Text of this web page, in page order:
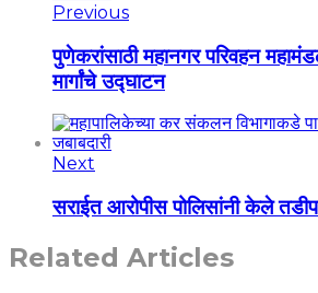
Previous
पुणेकरांसाठी महानगर परिवहन
मार्गांचे उद्घाटन
Next
सराईत आरोपीस पोलिसांनी केले
Related Articles